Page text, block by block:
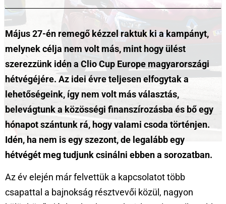
Május 27-én remegő kézzel raktuk ki a kampányt,
melynek célja nem volt más, mint hogy ülést
szerezzünk idén a Clio Cup Europe magyarországi
hétvégéjére. Az idei évre teljesen elfogytak a
lehetőségeink, így nem volt más választás,
belevágtunk a közösségi finanszírozásba és bő egy
hónapot szántunk rá, hogy valami csoda történjen.
Idén, ha nem is egy szezont, de legalább egy
hétvégét meg tudjunk csinálni ebben a sorozatban.
Az év elején már felvettük a kapcsolatot több
csapattal a bajnokság résztvevői közül, nagyon